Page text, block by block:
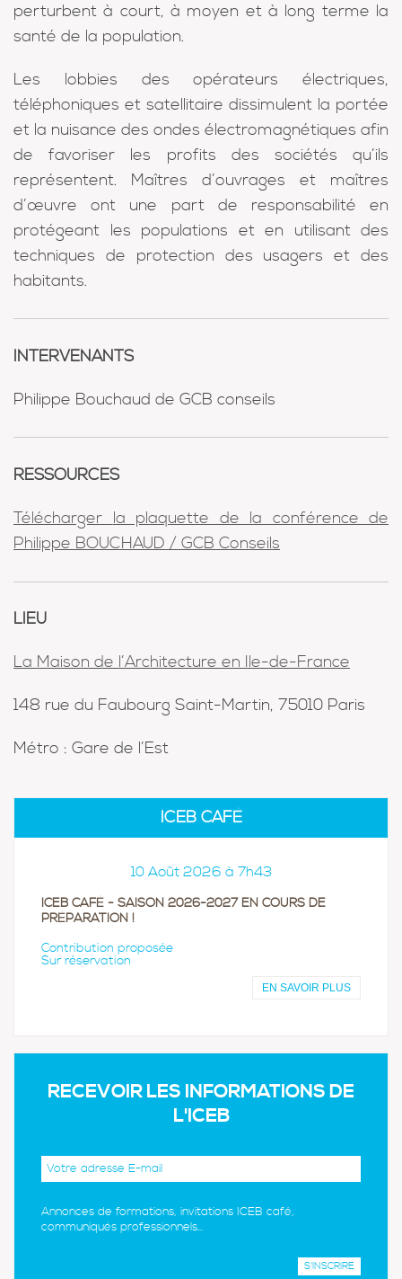
perturbent à court, à moyen et à long terme la
santé de la population.
Les lobbies des opérateurs électriques,
téléphoniques et satellitaire dissimulent la portée
et la nuisance des ondes électromagnétiques afin
de favoriser les profits des sociétés qu’ils
représentent. Maîtres d’ouvrages et maîtres
d’œuvre ont une part de responsabilité en
protégeant les populations et en utilisant des
techniques de protection des usagers et des
habitants.
INTERVENANTS
Philippe Bouchaud de GCB conseils
RESSOURCES
Télécharger la plaquette de la conférence de
Philippe BOUCHAUD / GCB Conseils
LIEU
La Maison de l’Architecture en Ile-de-France
148 rue du Faubourg Saint-Martin, 75010 Paris
Métro : Gare de l’Est
ICEB CAFÉ
10 Août 2026 à 7h43
ICEB CAFÉ - SAISON 2026-2027 EN COURS DE
PRÉPARATION !
Contribution proposée
Sur réservation
EN SAVOIR PLUS
RECEVOIR LES INFORMATIONS DE
L'ICEB
Annonces de formations, invitations ICEB café,
communiqués professionnels...